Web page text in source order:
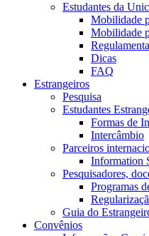
Estudantes da
Mobilidade
Mobilidade
Dicas
FAQ
Estrangeiros
Pesquisa
Estudantes
Formas de
Intercâmbio
Parceiros
Information
Pesquisadores,
Programas
Guia do
Convênios